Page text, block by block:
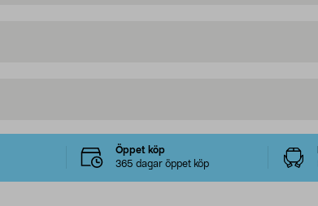
Öppet köp
365 dagar öppet köp